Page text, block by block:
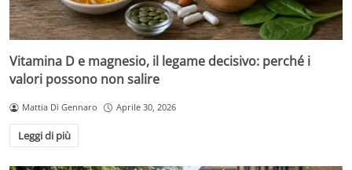
Vitamina D e magnesio, il legame decisivo: perché i
valori possono non salire
Mattia Di Gennaro Aprile 30, 2026
Leggi di più